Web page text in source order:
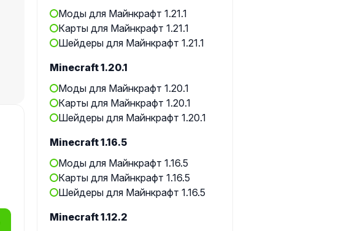
Моды для Майнкрафт 1.21.1
Карты для Майнкрафт 1.21.1
Шейдеры для Майнкрафт 1.21.1
Minecraft 1.20.1
Моды для Майнкрафт 1.20.1
Карты для Майнкрафт 1.20.1
Шейдеры для Майнкрафт 1.20.1
Minecraft 1.16.5
Моды для Майнкрафт 1.16.5
Карты для Майнкрафт 1.16.5
Шейдеры для Майнкрафт 1.16.5
Minecraft 1.12.2